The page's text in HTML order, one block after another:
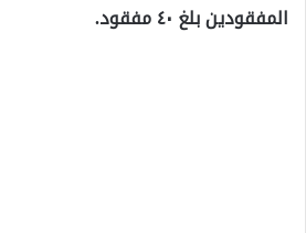
المفقودين بلغ ٤٠ مفقود.